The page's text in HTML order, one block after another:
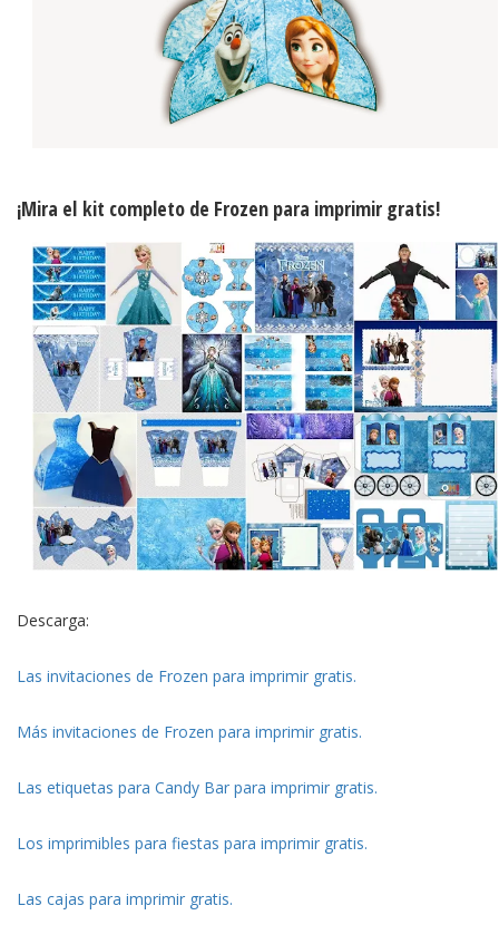
¡Mira el kit completo de Frozen para imprimir gratis!
Descarga:
Las invitaciones de Frozen para imprimir gratis.
Más invitaciones de Frozen para imprimir gratis.
Las etiquetas para Candy Bar para imprimir gratis.
Los imprimibles para fiestas para imprimir gratis.
Las cajas para imprimir gratis.